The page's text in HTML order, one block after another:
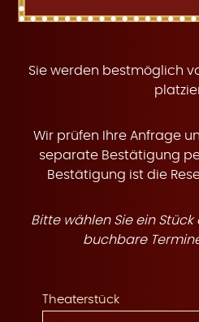
r
e
Sie werden bestmöglich
Wir prüfen Ihre Anfrage
separate Bestätigung
Bestätigung ist die
Bitte wählen Sie ein
buchbare
Theaterstück